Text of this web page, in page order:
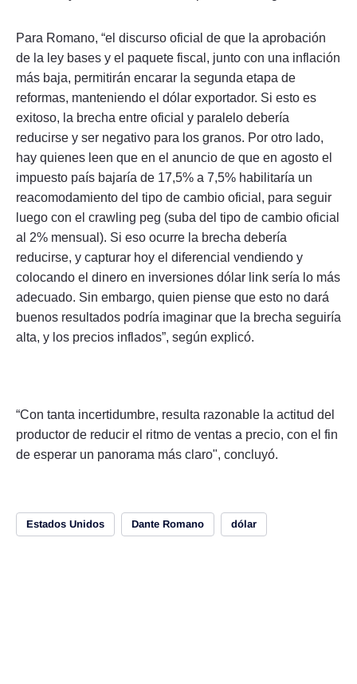
Para Romano, “el discurso oficial de que la aprobación
de la ley bases y el paquete fiscal, junto con una inflación
más baja, permitirán encarar la segunda etapa de
reformas, manteniendo el dólar exportador. Si esto es
exitoso, la brecha entre oficial y paralelo debería
reducirse y ser negativo para los granos. Por otro lado,
hay quienes leen que en el anuncio de que en agosto el
impuesto país bajaría de 17,5% a 7,5% habilitaría un
reacomodamiento del tipo de cambio oficial, para seguir
luego con el crawling peg (suba del tipo de cambio oficial
al 2% mensual). Si eso ocurre la brecha debería
reducirse, y capturar hoy el diferencial vendiendo y
colocando el dinero en inversiones dólar link sería lo más
adecuado. Sin embargo, quien piense que esto no dará
buenos resultados podría imaginar que la brecha seguiría
alta, y los precios inflados”, según explicó.
“Con tanta incertidumbre, resulta razonable la actitud del
productor de reducir el ritmo de ventas a precio, con el fin
de esperar un panorama más claro", concluyó.
Estados Unidos Dante Romano dólar